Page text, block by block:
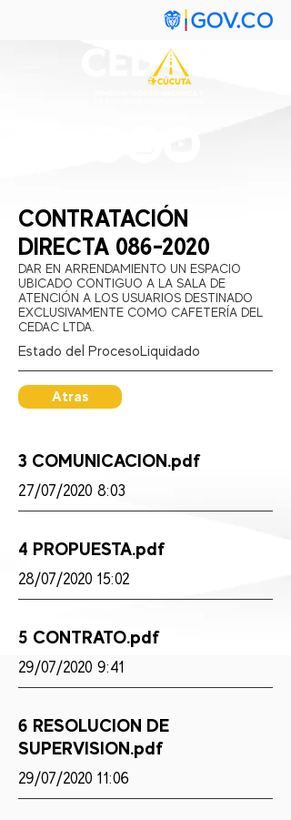
CONTRATACIÓN
DIRECTA 086-2020
DAR EN ARRENDAMIENTO UN ESPACIO
UBICADO CONTIGUO A LA SALA DE
ATENCIÓN A LOS USUARIOS DESTINADO
EXCLUSIVAMENTE COMO CAFETERÍA DEL
CEDAC LTDA.
Estado del Proceso:Liquidado
Atras
3 COMUNICACION.pdf
27/07/2020 8:03
4 PROPUESTA.pdf
28/07/2020 15:02
5 CONTRATO.pdf
29/07/2020 9:41
6 RESOLUCION DE
SUPERVISION.pdf
29/07/2020 11:06